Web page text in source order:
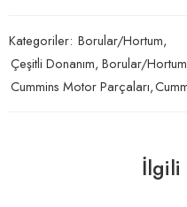
Kategoriler: Borular/Hortum,
Çeşitli Donanım, Borular/
Cummins Motor Parçaları,
İlgili